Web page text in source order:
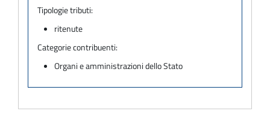
Tipologie tributi:
ritenute
Categorie contribuenti:
Organi e amministrazioni dello Stato